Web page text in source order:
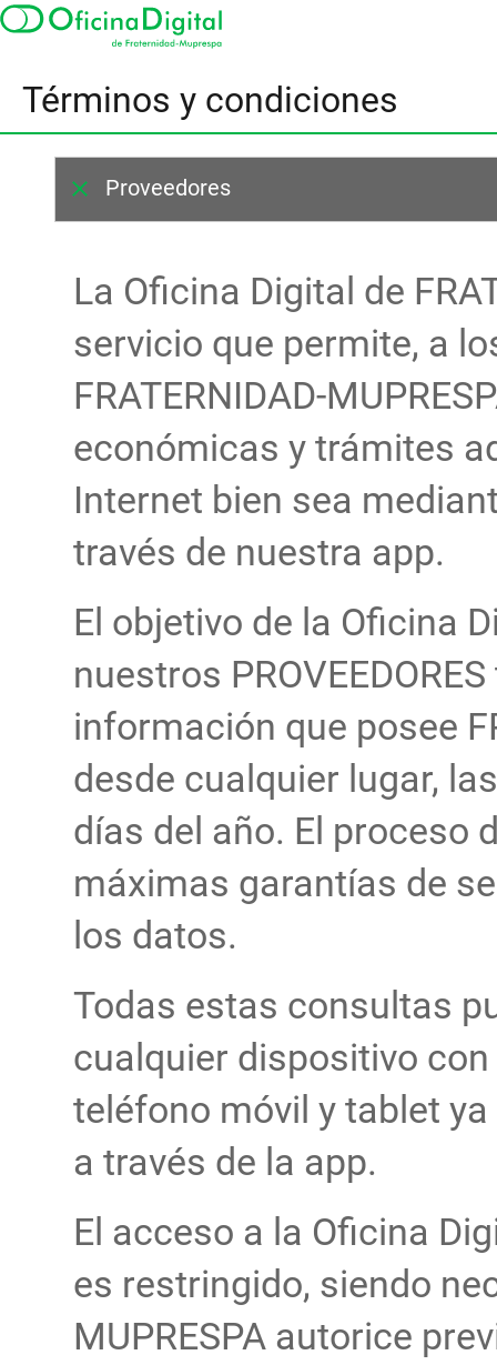
Términos y condiciones
Proveedores
La Oficina Digital de
servicio que permite, a
FRATERNIDAD-
económicas y trámites
Internet bien sea
través de nuestra app.
El objetivo de la Oficina
nuestros
información que posee
desde cualquier lugar,
días del año. El proceso
máximas garantías de
los datos.
Todas estas consultas
cualquier dispositivo
teléfono móvil y tablet
a través de la app.
El acceso a la Oficina
es restringido, siendo
MUPRESPA autorice